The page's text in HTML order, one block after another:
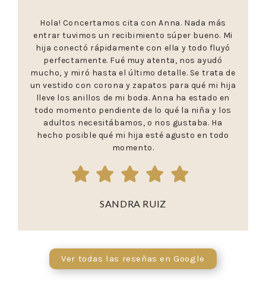
Hola! Concertamos cita con Anna. Nada más
entrar tuvimos un recibimiento súper bueno. Mi
hija conectó rápidamente con ella y todo fluyó
perfectamente. Fué muy atenta, nos ayudó
mucho, y miró hasta el último detalle. Se trata de
un vestido con corona y zapatos para qué mi hija
lleve los anillos de mi boda. Anna ha estado en
todo momento pendiente de lo qué la niña y los
adultos necesitábamos, o nos gustaba. Ha
hecho posible qué mi hija esté agusto en todo
momento.
SANDRA RUIZ
Ver todas las reseñas en Google